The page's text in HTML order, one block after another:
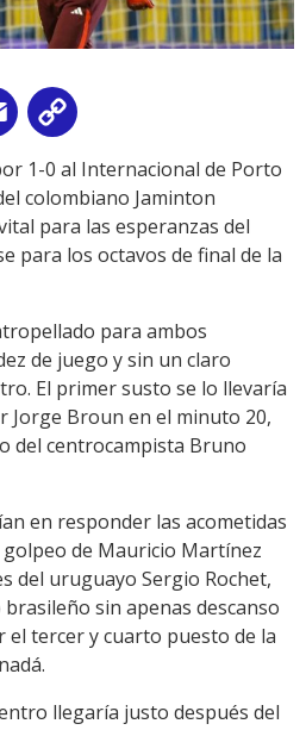
Email
Link
1-0 al Internacional de Porto
colombiano Jaminton
para las esperanzas del
para los octavos de final de la
para ambos
de juego y sin un claro
El primer susto se lo llevaría
Jorge Broun en el minuto 20,
del centrocampista Bruno
en responder las acometidas
de Mauricio Martínez
del uruguayo Sergio Rochet,
sin apenas descanso
tercer y cuarto puesto de la
llegaría justo después del